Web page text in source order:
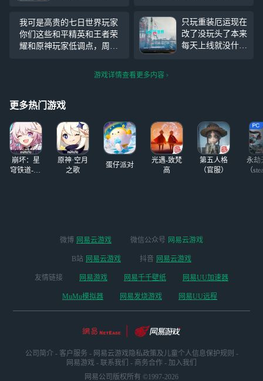
界》开发进展的关
注与支持，我们正
紧锣密鼓地投入更
设计中。本期将为
即将在11月新版本
中与
家，要骂就骂他别骂游戏
我可是高贵的七日世界玩家
你们这些和平精英和王者荣
耀和原神玩家低调点，周处
只玩重装厄运现在
改了没玩头了本来
每天上线就没什么
玩了，我是真的喜
欢这款游戏，就算
没什么玩法我都坚
持每天上线
游戏详情查看更多内容
更多热门游戏
崩坏：星
穹铁道-4.4
原神·空月
之歌
蛋仔派对
光遇-致梵
高
第五人格
（官服）
永劫
（
微博 网易云游戏 微信公众号 网易云游戏
B站 网易云游戏 抖音 网易云游戏
友情链接 网易游戏 网易千千壁纸 网易UU加速器
MuMu模拟器 网易发烧游戏 网易UU远程
公司简介 - 客户服务 - 网易云游戏隐私政策及儿童个人信息保护规则 -
网易游戏 - 联系我们 - 商务合作 - 加入我们
网易公司版权所有 ©1997-2026